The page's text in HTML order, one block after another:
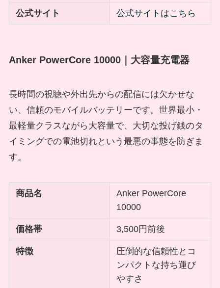
公式サイト 公式サイトはこちら
Anker PowerCore 10000｜大容量充電器
長時間の視聴や外出先からの配信には欠かせな
い、信頼のモバイルバッテリーです。世界最小・
最軽量クラスながら大容量で、大切な投げ銭のタ
イミングでの電池切れという最悪の事態を防ぎま
す。
商品名
Anker PowerCore
10000
価格帯 3,500円前後
特徴
圧倒的な信頼性とコ
ンパクトな持ち運び
やすさ